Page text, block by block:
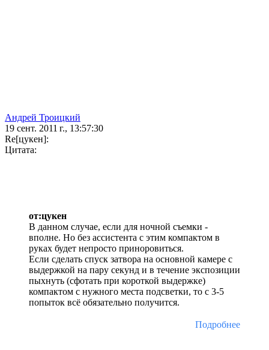
Андрей Троицкий
19 сент. 2011 г., 13:57:30
Re[цукен]:
Цитата:
от:цукен
В данном случае, если для ночной съемки -
вполне. Но без ассистента с этим компактом в
руках будет непросто приноровиться.
Если сделать спуск затвора на основной камере с
выдержкой на пару секунд и в течение экспозиции
пыхнуть (сфотать при короткой выдержке)
компактом с нужного места подсветки, то с 3-5
попыток всё обязательно получится.
Подробнее